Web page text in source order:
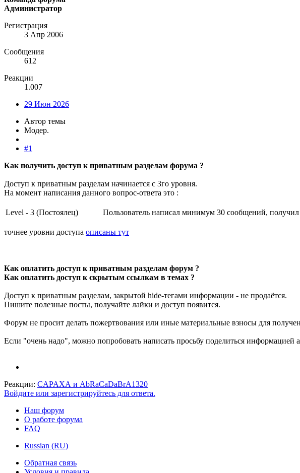
Администратор
Регистрация
3 Апр 2006
Сообщения
612
Реакции
1.007
29 Июн 2026
Автор темы
Модер.
#1
Как получить доступ к приватным разделам форума ?
Доступ к приватным разделам начинается с 3го уровня.
На момент написания данного вопрос-ответа это :
Level - 3 (Постоялец) Пользователь написал минимум 30 сообщений,
точнее уровни доступа описаны тут
Как оплатить доступ к приватным разделам форум ?
Как оплатить доступ к скрытым ссылкам в темах ?
Доступ к приватным разделам, закрытой hide-тегами информации - не продаётся.
Пишите полезные посты, получайте лайки и доступ появится.
Форум не просит делать пожертвования или иные материальные взносы для
Если "очень надо", можно попробовать написать просьбу поделиться информацией
Реакции: CAPAXA и AbRaCaDaBrA1320
Войдите или зарегистрируйтесь для ответа.
Наш форум
О работе форума
FAQ
Russian (RU)
Обратная связь